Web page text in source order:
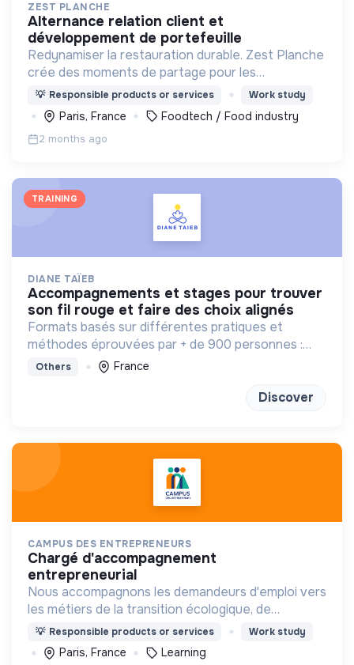
ZEST PLANCHE
alternance relation client et
développement de portefeuille
Redynamiser la restauration durable. Zest Planche
crée des moments de partage pour les
entreprises allant de 20 à 1000 Zesteurs en livrant
à vélo dans tout Paris des planches à partager
faites maison.
💡 Responsible products or services Work study
Paris, France Foodtech / Food industry
2 months ago
TRAINING
DIANE TAÏEB
accompagnements et stages pour trouver
son fil rouge et faire des choix alignés
Formats basés sur différentes pratiques et
méthodes éprouvées par + de 900 personnes :
bilan de competences, enneagramme et
Others France
Discover
CAMPUS DES ENTREPRENEURS
chargé d'accompagnement
entrepreneurial
Nous accompagnons les demandeurs d'emploi vers
les métiers de la transition écologique, de
l'entrepreneuriat à impact, et des métiers du BIM.
💡 Responsible products or services Work study
Paris, France Learning